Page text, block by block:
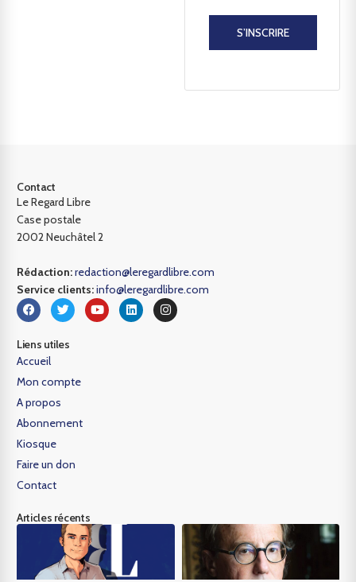
S’INSCRIRE
Contact
Le Regard Libre
Case postale
2002 Neuchâtel 2
Rédaction:redaction@leregardlibre.com
Service clients:info@leregardlibre.com
Liens utiles
Accueil
Mon compte
A propos
Abonnement
Kiosque
Faire un don
Contact
Articles récents